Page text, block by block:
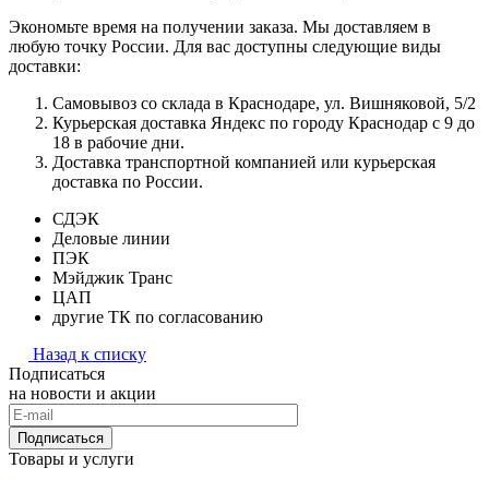
Экономьте время на получении заказа. Мы доставляем в
любую точку России. Для вас доступны следующие виды
доставки:
Самовывоз со склада в Краснодаре, ул. Вишняковой, 5/2
Курьерская доставка Яндекс по городу Краснодар с 9 до
18 в рабочие дни.
Доставка транспортной компанией или курьерская
доставка по России.
СДЭК
Деловые линии
ПЭК
Мэйджик Транс
ЦАП
другие ТК по согласованию
Назад к списку
Подписаться
на новости и акции
Подписаться
Товары и услуги